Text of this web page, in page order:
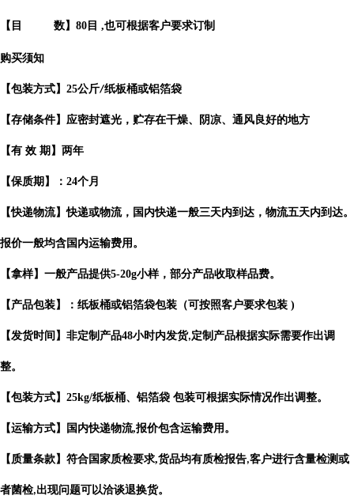
【目 数】80目 ,也可根据客户要求订制
购买须知
【包装方式】 25公斤/纸板桶或铝箔袋
【存储条件】应密封遮光，贮存在干燥、阴凉、通风良好的地方
【有 效 期】两年
【保质期】： 24个月
【快递物流】快递或物流，国内快递一般三天内到达，物流五天内到达。
报价一般均含国内运输费用。
【拿样】一般产品提供5-20g小样，部分产品收取样品费。
【产品包装】：纸板桶或铝箔袋包装（可按照客户要求包装 )
【发货时间】非定制产品48小时内发货,定制产品根据实际需要作出调
整。
【包装方式】 25kg/纸板桶、铝箔袋 包装可根据实际情况作出调整。
【运输方式】国内快递物流,报价包含运输费用。
【质量条款】符合国家质检要求,货品均有质检报告,客户进行含量检测或
者菌检,出现问题可以洽谈退换货。